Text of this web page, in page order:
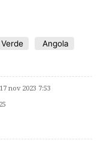
Angola
17 nov 2023 7:53